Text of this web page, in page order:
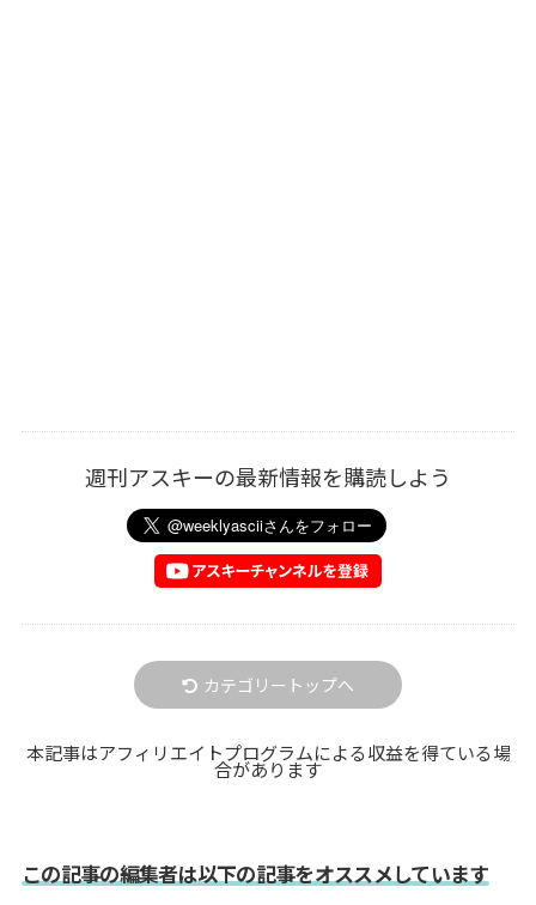
週刊アスキーの最新情報を購読しよう
カテゴリートップへ
本記事はアフィリエイトプログラムによる収益を得ている場
合があります
この記事の編集者は以下の記事をオススメしています